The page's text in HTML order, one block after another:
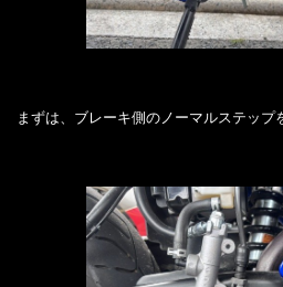
まずは、ブレーキ側のノーマルステップ